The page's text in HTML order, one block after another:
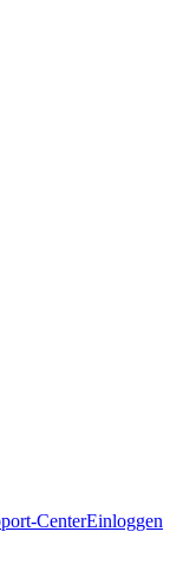
CenterEinloggen